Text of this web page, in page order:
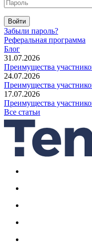
Войти
Забыли пароль?
Реферальная программа
Блог
31.07.2026
Преимущества
24.07.2026
Преимущества
17.07.2026
Преимущества
Все статьи